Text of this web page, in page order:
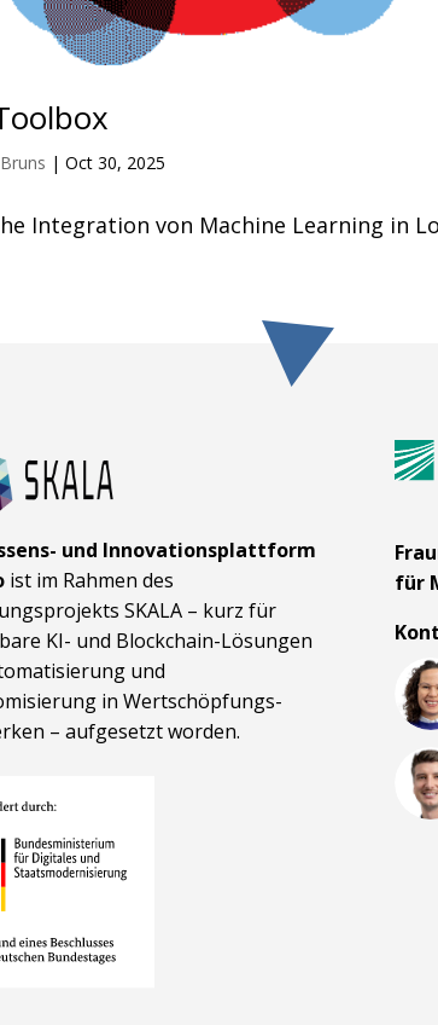
|Oct 30, 2025
Integration von Machine Learning in
und Innovationsplattform
ist im Rahmen des
SKALA – kurz für
KI- und Block­chain-Lösungen
und
in Wert­schöpfungs­
– aufgesetzt worden.
für